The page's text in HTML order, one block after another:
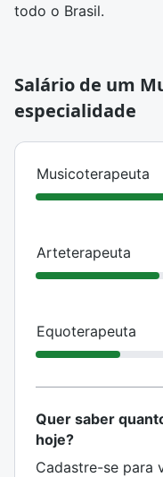
todo o Brasil.
Salário de um
especialidade
ESPECIALIDADE
SALÁRIO MÉDIO
Musicoterapeuta
Arteterapeuta
Equoterapeuta
Quer saber
hoje?
Cadastre-se para